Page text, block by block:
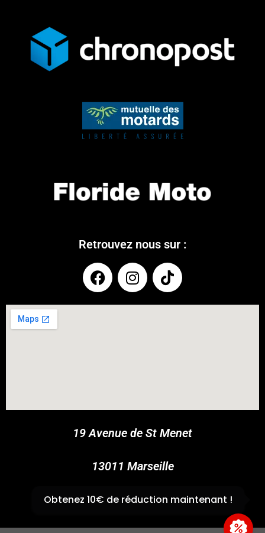
Retrouvez nous sur :
19 Avenue de St Menet
13011 Marseille
✆04 91 44 45 46
Obtenez 10€ de réduction maintenant !